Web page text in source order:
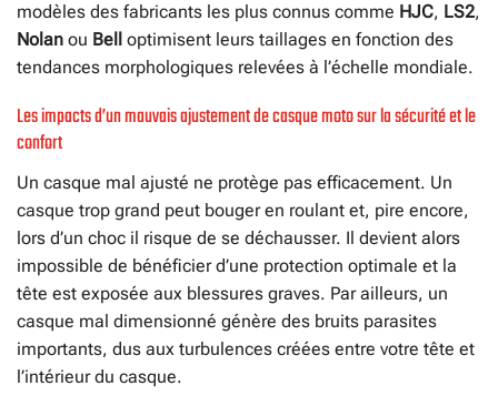
modèles des fabricants les plus connus comme HJC, LS2,
Nolan ou Bell
optimisent leurs taillages en fonction des
tendances morphologiques relevées à l’échelle mondiale.
Les impacts d’un mauvais ajustement de casque moto sur la sécurité et le
confort
Un casque mal ajusté ne protège pas efficacement. Un
casque trop grand peut bouger en roulant et, pire encore,
lors d’un choc il risque de se déchausser. Il devient alors
impossible de bénéficier d’une protection optimale et la
tête est exposée aux blessures graves. Par ailleurs, un
casque mal dimensionné génère des bruits parasites
importants, dus aux turbulences créées entre votre tête et
l’intérieur du casque.